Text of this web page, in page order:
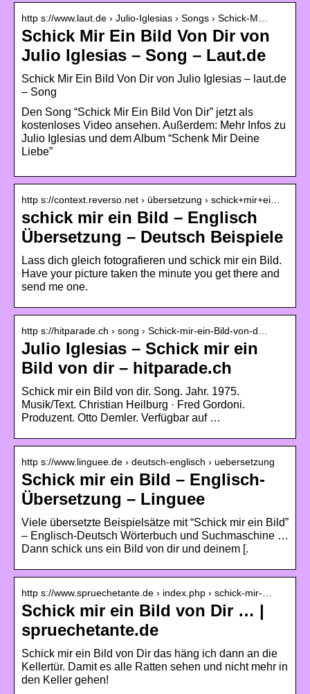
http s://www.laut.de › Julio-Iglesias › Songs › Schick-M…
Schick Mir Ein Bild Von Dir von
Julio Iglesias – Song – Laut.de
Schick Mir Ein Bild Von Dir von Julio Iglesias – laut.de
– Song
Den Song “Schick Mir Ein Bild Von Dir” jetzt als
kostenloses Video ansehen. Außerdem: Mehr Infos zu
Julio Iglesias und dem Album “Schenk Mir Deine
Liebe”
http s://context.reverso.net › übersetzung › schick+mir+ei…
schick mir ein Bild – Englisch
Übersetzung – Deutsch Beispiele
Lass dich gleich fotografieren und schick mir ein Bild.
Have your picture taken the minute you get there and
send me one.
http s://hitparade.ch › song › Schick-mir-ein-Bild-von-d…
Julio Iglesias – Schick mir ein
Bild von dir – hitparade.ch
Schick mir ein Bild von dir. Song. Jahr. 1975.
Musik/Text. Christian Heilburg · Fred Gordoni.
Produzent. Otto Demler. Verfügbar auf …
http s://www.linguee.de › deutsch-englisch › uebersetzung
Schick mir ein Bild – Englisch-
Übersetzung – Linguee
Viele übersetzte Beispielsätze mit “Schick mir ein Bild”
– Englisch-Deutsch Wörterbuch und Suchmaschine …
Dann schick uns ein Bild von dir und deinem [.
http s://www.spruechetante.de › index.php › schick-mir-…
Schick mir ein Bild von Dir … |
spruechetante.de
Schick mir ein Bild von Dir das häng ich dann an die
Kellertür. Damit es alle Ratten sehen und nicht mehr in
den Keller gehen!